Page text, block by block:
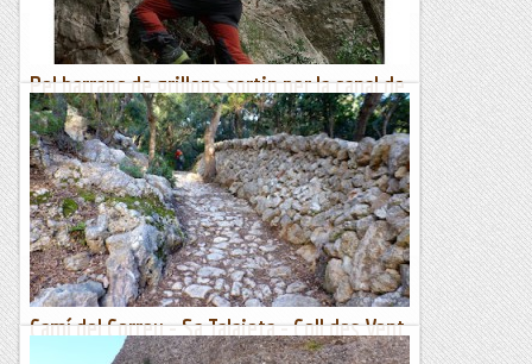
Pel barranc de grillons sortin per la canal de
la dreta
Dissabte teníem una sortida programada per pujar pel
barranc de Grillons per unes cadenes que vam posar fa un
any llarg. La "colla jabalinera" decidim anar a veure la...
Excursions del Joan Ramon
Camí del Correu - Sa Talaieta - Coll des Vent
- Mirant de Mar